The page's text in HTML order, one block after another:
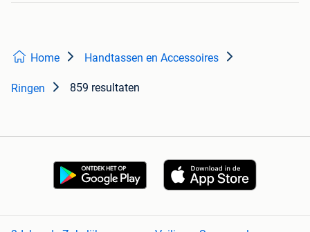
Home Handtassen en Accessoires
Ringen 859 resultaten